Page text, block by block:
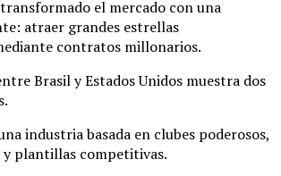
el mercado con una
atraer grandes estrellas
contratos millonarios.
Brasil y Estados Unidos muestra dos
industria basada en clubes poderosos,
y plantillas competitivas.